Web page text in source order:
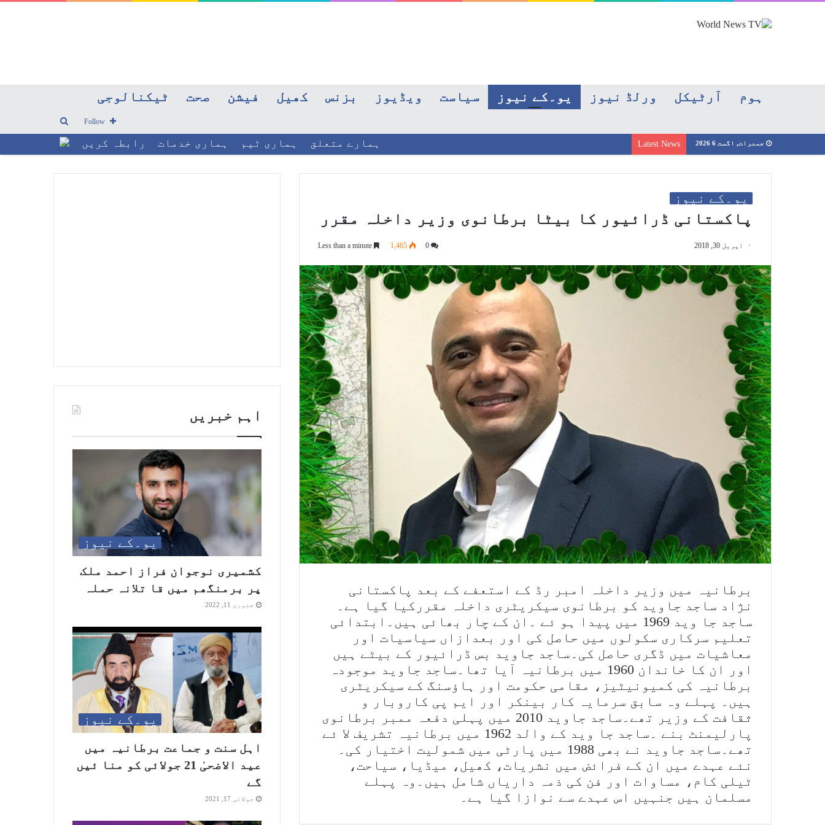
ہوم آرٹیکل ورلڈ نیوز یو۔کے نیوز سیاست ویڈیوز بزنس کھیل فیشن صحت ٹیکنالوجی
Search
for
Follow
جمعرات, اگست 6 2026 Latest News ہمارے متعلق ہماری ٹیم ہماری خدمات رابطہ کریں
یو۔کے نیوز
پاکستانی ڈرائیور کا بیٹا برطانوی وزیر داخلہ مقرر
اپریل 30, 2018 1,465
برطانیہ میں وزیر داخلہ امبر رڈ کے استعفے کے بعد پاکستانی
نژاد ساجد جاوید کو برطانوی سیکریٹری داخلہ مقررکیا گیا ہے۔
ساجد جا وید 1969 میں پیدا ہو ئے ۔ان کے چار بھائی ہیں۔ابتدائی
تعلیم سرکاری سکولوں میں حاصل کی اور بعدازاں سیاسیات اور
معاشیات میں ڈگری حاصل کی۔ساجد جاوید بس ڈرائیور کے بیٹے ہیں
اور ان کا خاندان 1960 میں برطانیہ آیا تھا۔ساجد جاوید موجودہ
برطانیہ کی کمیونیٹیز، مقامی حکومت اور ہاؤسنگ کے سیکریٹری
ہیں۔ پہلے وہ سابق سرمایہ کار بینکر اور ایم پی کاروبار و
ثقافت کے وزیر تھے۔ساجد جاوید 2010 میں پہلی دفعہ ممبر برطانوی
پارلیمنٹ بنے ۔ساجد جا وید کے والد 1962 میں برطانیہ تشریف لا ئے
تھے۔ساجد جاوید نے بھی 1988 میں پارٹی میں شمولیت اختیار کی۔
نئے عہدے میں ان کے فرائض میں نشریات، کھیل، میڈیا، سیاحت،
ٹیلی کام، مساوات اور فن کی ذمہ داریاں شامل ہیں۔وہ پہلے
مسلمان ہیں جنہیں اس عہدے سے نوازا گیا ہے۔
اہم خبریں
یو۔کے نیوز
کشمیری نوجوان فراز احمد ملک
پر برمنگھم میں قا تلانہ حملہ
جنوری 11, 2022
یو۔کے نیوز
اہل سنت و جماعت برطانیہ میں
عید الاضحیٰ 21 جولائی کو منا ئیں
گے
جولائی 17, 2021